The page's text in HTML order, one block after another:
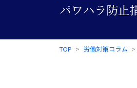
パワハラ防止
TOP 労働対策コラム